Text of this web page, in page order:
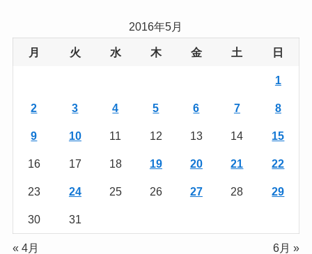
2016年5月
月 火 水 木 金 土 日
1
2 3 4 5 6 7 8
9 10 11 12 13 14 15
16 17 18 19 20 21 22
23 24 25 26 27 28 29
30 31
« 4月 6月 »